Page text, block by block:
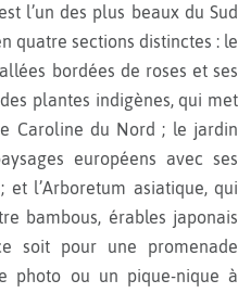
l’un des plus beaux du Sud
quatre sections distinctes : le
bordées de roses et ses
plantes indigènes, qui met
Caroline du Nord ; le jardin
européens avec ses
et l’Arboretum asiatique, qui
bambous, érables japonais
soit pour une promenade
photo ou un pique-nique à